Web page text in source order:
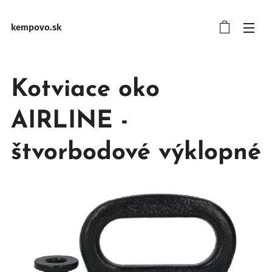
kempovo.sk
Kotviace oko
AIRLINE -
štvorbodové výklopné